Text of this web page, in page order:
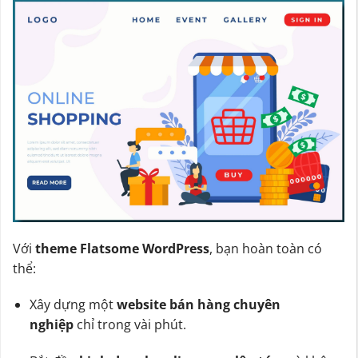
Với theme Flatsome WordPress, bạn hoàn toàn có
thể:
Xây dựng mộtwebsite bán hàng chuyên
nghiệpchỉ trong vài phút.